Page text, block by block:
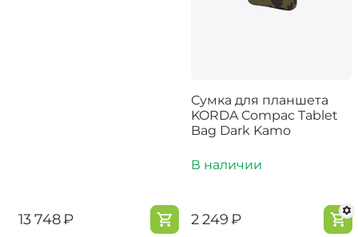
‍13 748‍₽
Сумка для планшета
KORDA Compac Tablet
Bag Dark Kamo
В наличии
‍2 249‍₽